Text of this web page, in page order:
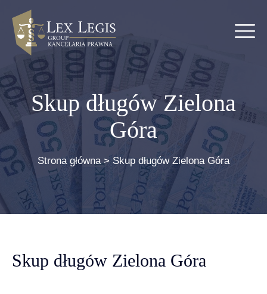
Skup długów Zielona
Góra
Strona główna> Skup długów Zielona Góra
Skup długów Zielona Góra